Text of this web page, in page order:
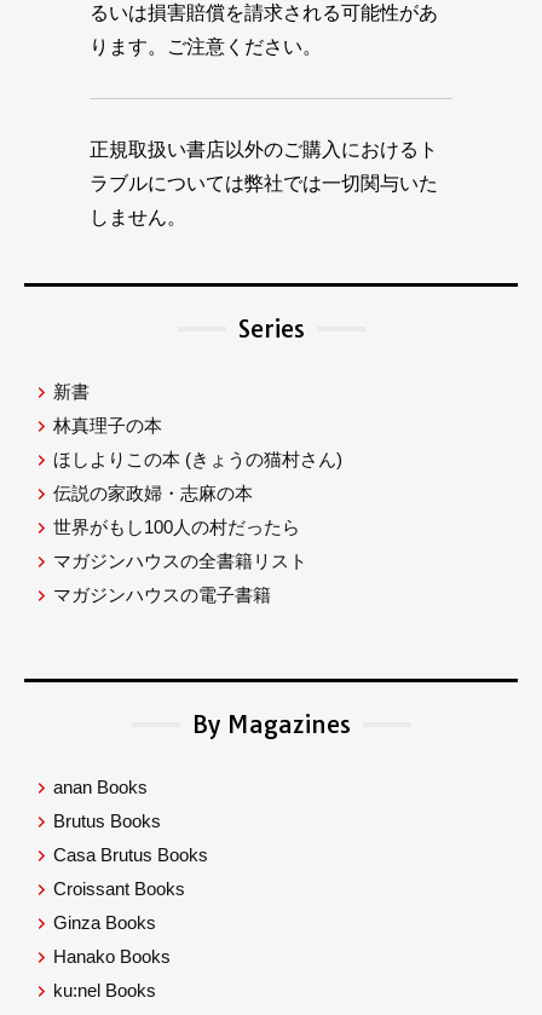
るいは損害賠償を請求される可能性があ
ります。ご注意ください。
正規取扱い書店以外のご購入におけるト
ラブルについては弊社では一切関与いた
しません。
Series
新書
林真理子の本
ほしよりこの本 (きょうの猫村さん)
伝説の家政婦・志麻の本
世界がもし100人の村だったら
マガジンハウスの全書籍リスト
マガジンハウスの電子書籍
By Magazines
anan Books
Brutus Books
Casa Brutus Books
Croissant Books
Ginza Books
Hanako Books
ku:nel Books